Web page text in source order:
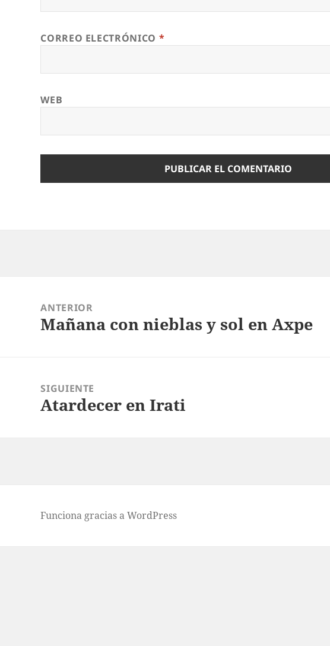
CORREO ELECTRÓNICO *
WEB
entradas
ANTERIOR
Entrada
Mañana con nieblas y sol en Axpe
SIGUIENTE
Entrada
Atardecer en Irati
Funciona gracias a WordPress